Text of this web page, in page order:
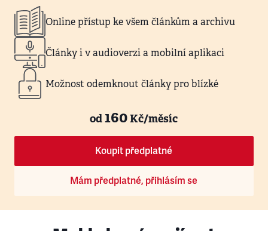
Online přístup ke všem článkům a archivu
Články i v audioverzi a mobilní aplikaci
Možnost odemknout články pro blízké
od160Kč/měsíc
Koupit předplatné
Mám předplatné, přihlásím se